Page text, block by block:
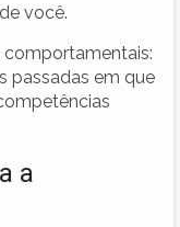
você.
comportamentais:
passadas em que
a